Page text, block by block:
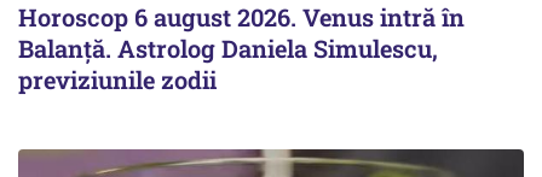
Horoscop 6 august 2026. Venus intră în
Balanță. Astrolog Daniela Simulescu,
previziunile zodii